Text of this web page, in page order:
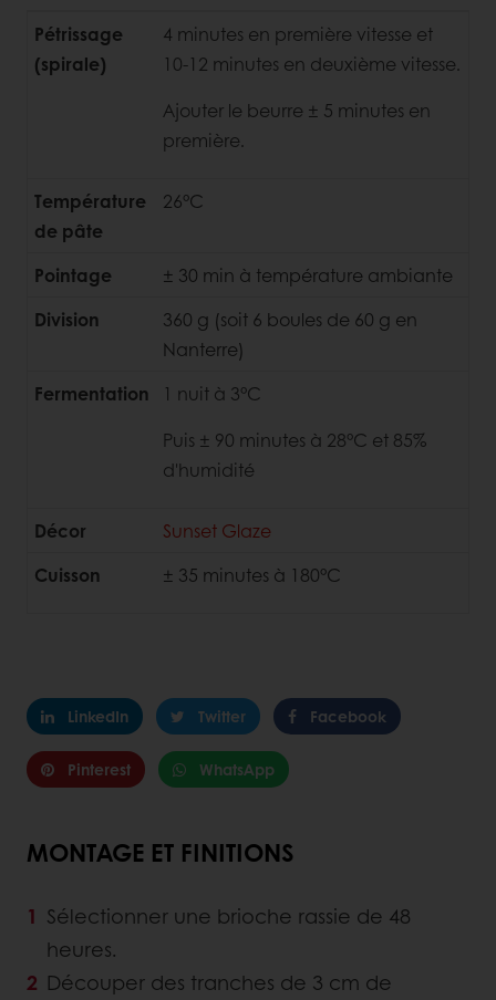
Pétrissage
(spirale)
4 minutes en première vitesse et
10-12 minutes en deuxième vitesse.
Ajouter le beurre ± 5 minutes en
première.
Température
de pâte
26°C
Pointage
± 30 min à température ambiante
Division
360 g (soit 6 boules de 60 g en
Nanterre)
Fermentation
1 nuit à 3°C
Puis ± 90 minutes à 28°C et 85%
d'humidité
Décor
Sunset Glaze
Cuisson
± 35 minutes à 180°C
LinkedIn Twitter Facebook
Pinterest WhatsApp
MONTAGE ET FINITIONS
Sélectionner une brioche rassie de 48
heures.
Découper des tranches de 3 cm de